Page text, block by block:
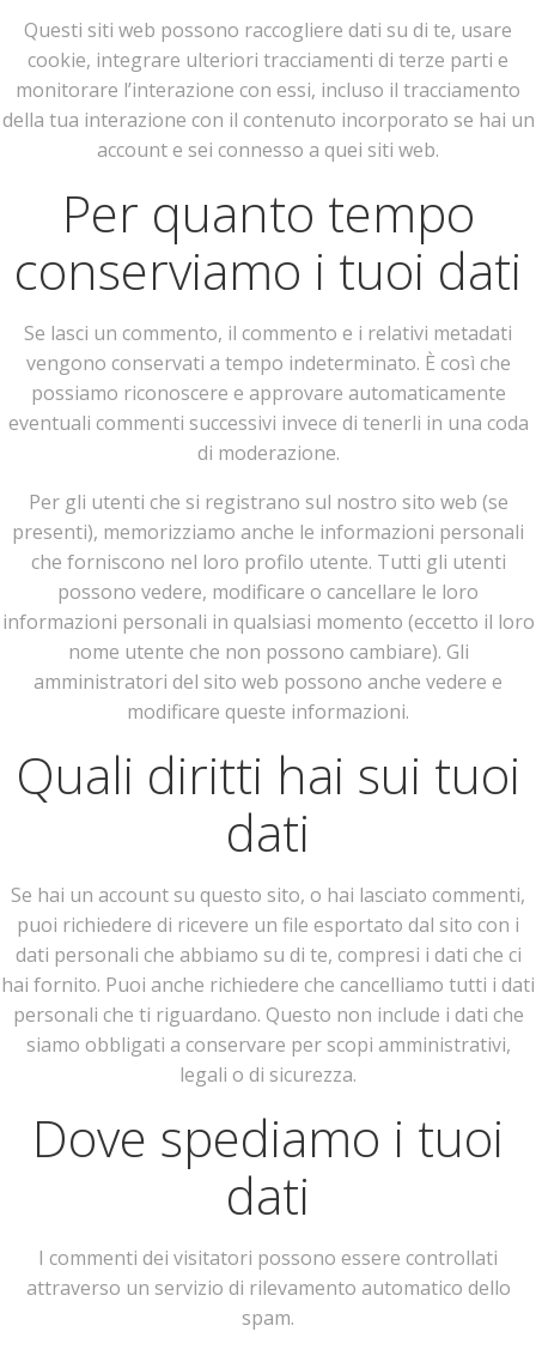
Questi siti web possono raccogliere dati su di te, usare
cookie, integrare ulteriori tracciamenti di terze parti e
monitorare l’interazione con essi, incluso il tracciamento
della tua interazione con il contenuto incorporato se hai un
account e sei connesso a quei siti web.
Per quanto tempo
conserviamo i tuoi dati
Se lasci un commento, il commento e i relativi metadati
vengono conservati a tempo indeterminato. È così che
possiamo riconoscere e approvare automaticamente
eventuali commenti successivi invece di tenerli in una coda
di moderazione.
Per gli utenti che si registrano sul nostro sito web (se
presenti), memorizziamo anche le informazioni personali
che forniscono nel loro profilo utente. Tutti gli utenti
possono vedere, modificare o cancellare le loro
informazioni personali in qualsiasi momento (eccetto il loro
nome utente che non possono cambiare). Gli
amministratori del sito web possono anche vedere e
modificare queste informazioni.
Quali diritti hai sui tuoi
dati
Se hai un account su questo sito, o hai lasciato commenti,
puoi richiedere di ricevere un file esportato dal sito con i
dati personali che abbiamo su di te, compresi i dati che ci
hai fornito. Puoi anche richiedere che cancelliamo tutti i dati
personali che ti riguardano. Questo non include i dati che
siamo obbligati a conservare per scopi amministrativi,
legali o di sicurezza.
Dove spediamo i tuoi
dati
I commenti dei visitatori possono essere controllati
attraverso un servizio di rilevamento automatico dello
spam.